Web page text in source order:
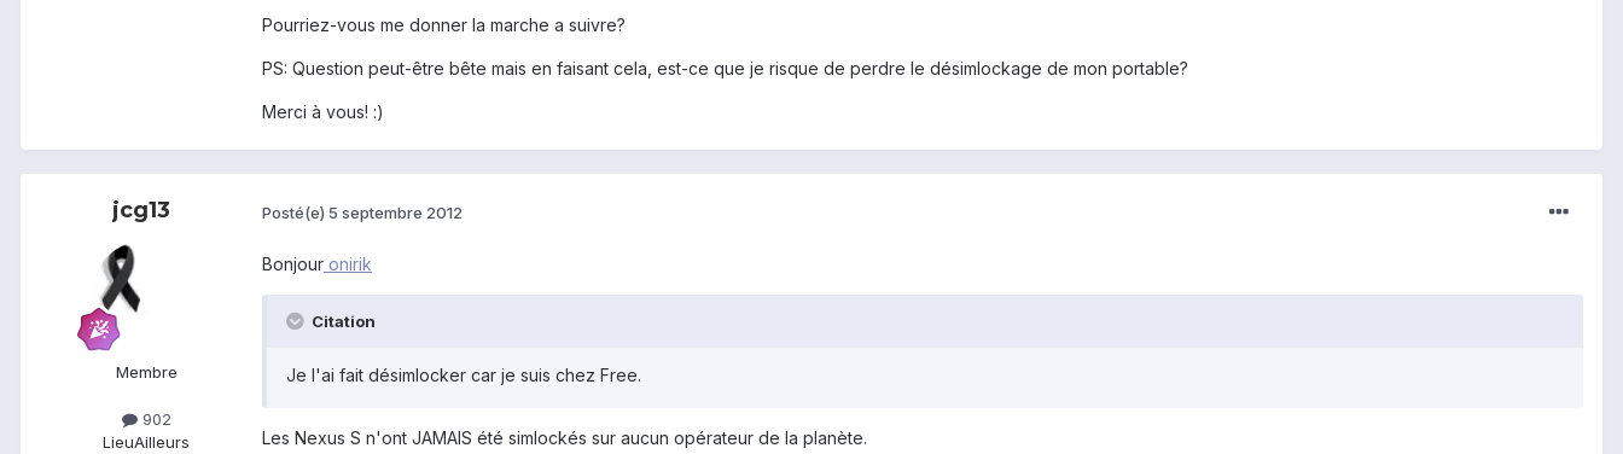
Pourriez-vous me donner la marche a suivre?
PS: Question peut-être bête mais en faisant cela, est-ce que je risque de perdre le désimlockage de mon portable?
Merci à vous! :)
jcg13
Membre
902
LieuAilleurs
Posté(e) 5 septembre 2012
Bonjour onirik
Citation
Je l'ai fait désimlocker car je suis chez Free.
Les Nexus S n'ont JAMAIS été simlockés sur aucun opérateur de la planète.